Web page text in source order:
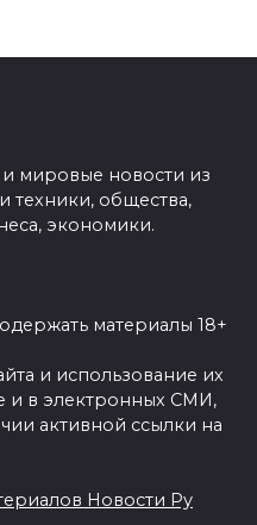
мировые новости из
техники, общества,
экономики.
материалы 18+
и использование их
и в электронных СМИ,
активной ссылки на
Новости Ру